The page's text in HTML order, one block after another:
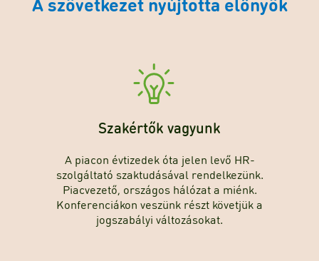
A szövetkezet nyújtotta előnyök
Szakértők vagyunk
A piacon évtizedek óta jelen levő HR-
szolgáltató szaktudásával rendelkezünk.
Piacvezető, országos hálózat a miénk.
Konferenciákon veszünk részt követjük a
jogszabályi változásokat.